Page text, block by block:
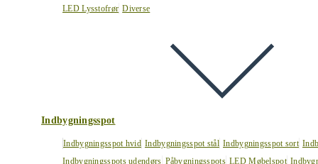
LED Lysstofrør Diverse
Indbygningsspot
Indbygningsspot hvid Indbygningsspot stål Indbygningsspot sort
Indbygningsspots udendørs Påbygningsspots LED Møbelspot